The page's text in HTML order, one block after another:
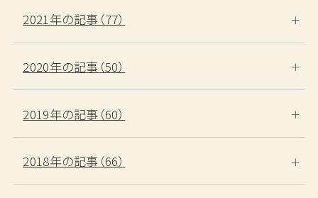
カレンダーから探す
ベストレート宣言
2021年の記事（77）
2020年の記事（50）
2019年の記事（60）
2018年の記事（66）